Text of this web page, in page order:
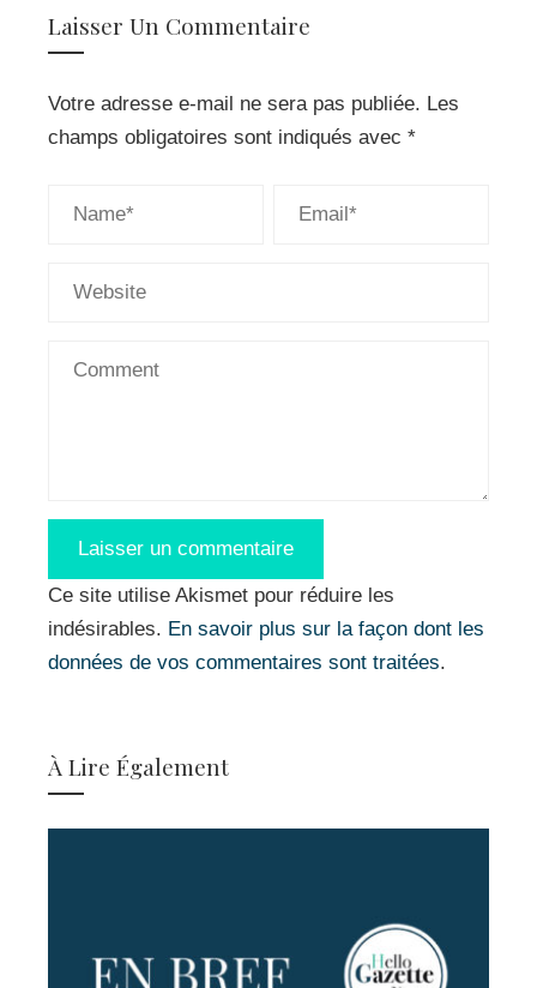
Laisser Un Commentaire
Votre adresse e-mail ne sera pas publiée. Les
champs obligatoires sont indiqués avec *
Ce site utilise Akismet pour réduire les
indésirables. En savoir plus sur la façon dont les
données de vos commentaires sont traitées.
À Lire Également